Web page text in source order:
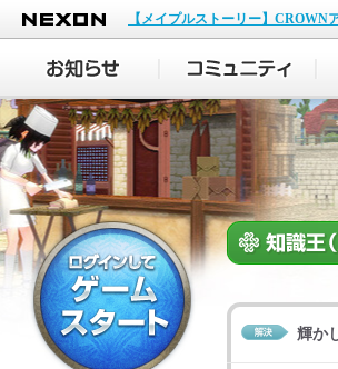
NEXON
【メイプルストーリー】CROWN
輝か